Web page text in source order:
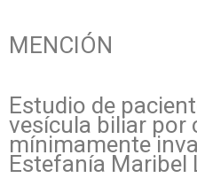
MENCIÓN
Estudio de
vesícula biliar por
mínimamente
Estefanía Maribel